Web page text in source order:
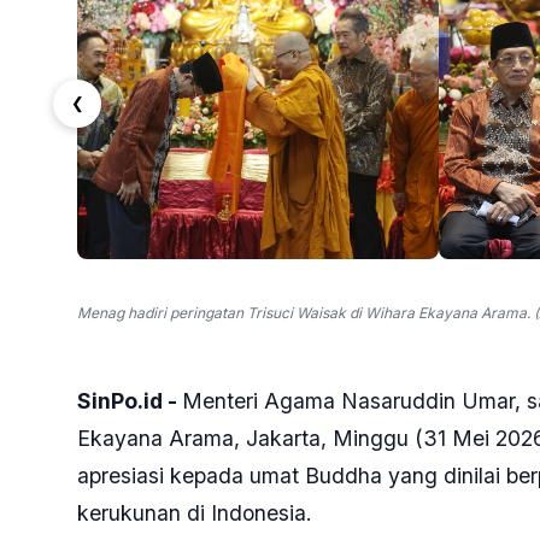
❮
Menag hadiri peringatan Trisuci Waisak di Wihara Ekayana Arama.
SinPo.id - Menteri Agama Nasaruddin Umar,
Ekayana Arama, Jakarta, Minggu (31 Mei
apresiasi kepada umat Buddha yang dinilai
kerukunan di Indonesia.